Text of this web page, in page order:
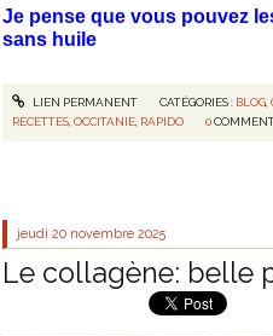
Je pense que vous pouvez
sans huile
LIEN PERMANENT CATÉGORIES : BLOG,
RECETTES ,OCCITANIE RAPIDO 0
jeudi 20 novembre 2025
Le collagène: belle